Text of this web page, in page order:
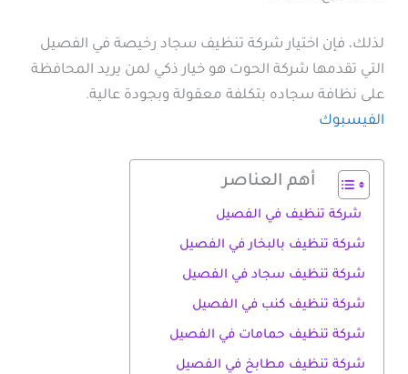
لذلك، فإن اختيار شركة تنظيف سجاد رخيصة في الفصيل
التي تقدمها شركة الحوت هو خيار ذكي لمن يريد المحافظة
على نظافة سجاده بتكلفة معقولة وبجودة عالية.
الفيسبوك
أهم العناصر
شركة تنظيف في الفصيل
شركة تنظيف بالبخار في الفصيل
شركة تنظيف سجاد في الفصيل
شركة تنظيف كنب في الفصيل
شركة تنظيف حمامات في الفصيل
شركة تنظيف مطابخ في الفصيل